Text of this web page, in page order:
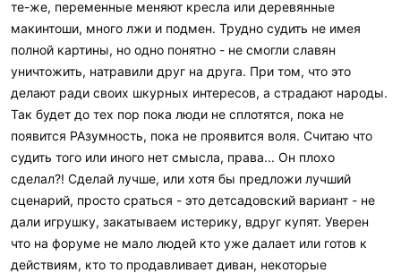
те-же, переменные меняют кресла или деревянные
макинтоши, много лжи и подмен. Трудно судить не имея
полной картины, но одно понятно - не смогли славян
уничтожить, натравили друг на друга. При том, что это
делают ради своих шкурных интересов, а страдают народы.
Так будет до тех пор пока люди не сплотятся, пока не
появится РАзумность, пока не проявится воля. Считаю что
судить того или иного нет смысла, права... Он плохо
сделал?! Сделай лучше, или хотя бы предложи лучший
сценарий, просто сраться - это детсадовский вариант - не
дали игрушку, закатываем истерику, вдруг купят. Уверен
что на форуме не мало людей кто уже далает или готов к
действиям, кто то продавливает диван, некоторые